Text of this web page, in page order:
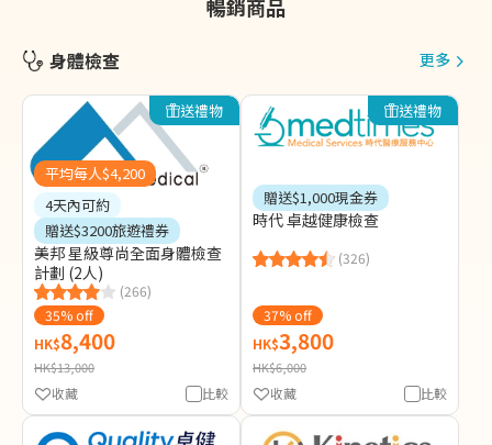
暢銷商品
身體檢查 更多
送禮物
平均每人$4,200
4天內可約
贈送$3200旅遊禮券
美邦 星級尊尚全面身體檢查
計劃 (2人)
(266)
35% off
HK$8,400
HK$13,000
比較
收藏
送禮物
贈送$1,000現金券
時代 卓越健康檢查
(326)
37% off
HK$3,800
HK$6,000
比較
收藏